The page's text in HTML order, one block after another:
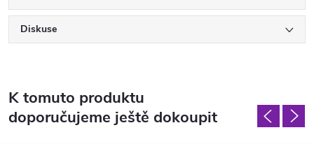
Diskuse
K tomuto produktu
doporučujeme ještě dokoupit